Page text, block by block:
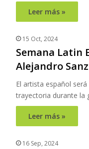
Leer más »
15 Oct, 2024
Semana Latin
Alejandro Sanz
El artista español
trayectoria durante la
Leer más »
16 Sep, 2024